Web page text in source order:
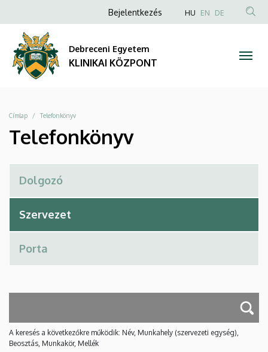
Telefonkönyv
KLINIKAI
KÖZPONT
a
tartalomra
Anonim
fiók
menüje
Bejelentkezés HU EN DE
Debreceni Egyetem
KLINIKAI KÖZPONT
Morzsa
Címlap Telefonkönyv
Telefonkönyv
A keresés a következőkre működik: Név, Munkahely (szervezeti egység),
Beosztás, Munkakör, Mellék